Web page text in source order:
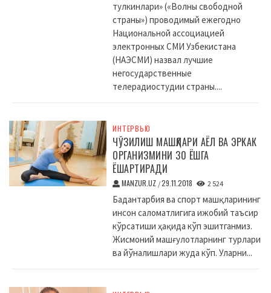
тулкинлари» («Волны свободной
страны») проводимый ежегодно
Национальной ассоциацией
электронных СМИ Узбекистана
(НАЭСМИ) назвал лучшие
негосударственные
телерадиостудии страны....
ИНТЕРВЬЮ
ЧЎЗИЛИШ МАШҚЛАРИ АЁЛ ВА ЭРКАК
ОРГАНИЗМИНИ 30 ЁШГА
ЁШАРТИРАДИ
MANZUR.UZ /29.11.2018 2 524
Бадантарбия ва спорт машқларининг
инсон саломатлигига ижобий таъсир
кўрсатиши ҳақида кўп эшитганмиз.
Жисмоний машғулотларнинг турлари
ва йўналишлари жуда кўп. Уларни...